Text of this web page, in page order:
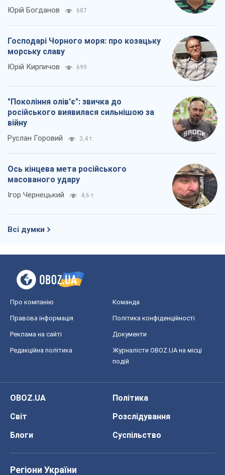
Юрій Богданов 687
Господарі Чорного моря: про козацьку
морську славу
Юрій Кирпичов 699
"Покоління олів'є": звичка до
російського виявилася сильнішою за
війну
Руслан Горовий 3,4 т.
Ось кінцева мета російського
масованого удару
Ігор Чернецький 4,6 т.
Всі думки
Про компанію Команда
Правова інформація Політика конфіденційності
Реклама на сайті Документи
Редакційна політика
Журналісти OBOZ.UA на місці
подій
OBOZ.UA
Політика
Світ
Розслідування
Блоги
Суспільство
Регіони України